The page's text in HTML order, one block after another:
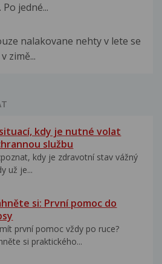
jedné...
nalakovane nehty v lete se
zimě...
kdy je nutné volat
službu
kdy je zdravotní stav vážný
už je...
si: První pomoc do
mít první pomoc vždy po ruce?
si praktického...